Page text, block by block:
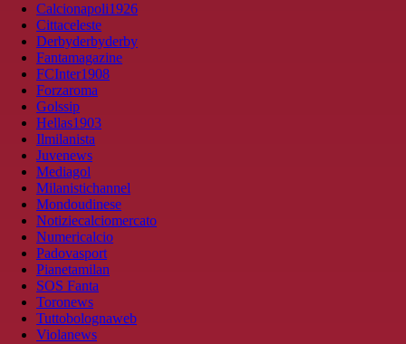
Calcionapoli1926
Cittaceleste
Derbyderbyderby
Fantamagazine
FCInter1908
Forzaroma
Golssip
Hellas1903
Ilmilanista
Juvenews
Mediagol
Milanistichannel
Mondoudinese
Notiziecalciomercato
Numericalcio
Padovasport
Pianetamilan
SOS Fanta
Toronews
Tuttobolognaweb
Violanews